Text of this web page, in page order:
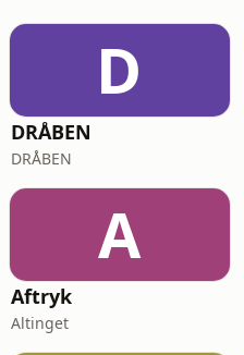
den grad havde
hånd.I 22 årD
DRÅBEN
DRÅBEN
A
Aftryk
Altinget